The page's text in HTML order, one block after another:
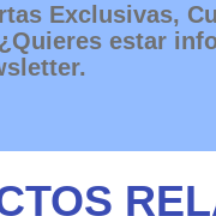
Exclusivas,
estar